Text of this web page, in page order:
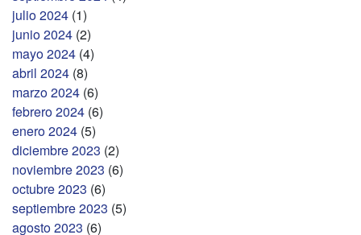
julio 2024 (1)
junio 2024 (2)
mayo 2024 (4)
abril 2024 (8)
marzo 2024 (6)
febrero 2024 (6)
enero 2024 (5)
diciembre 2023 (2)
noviembre 2023 (6)
octubre 2023 (6)
septiembre 2023 (5)
agosto 2023 (6)